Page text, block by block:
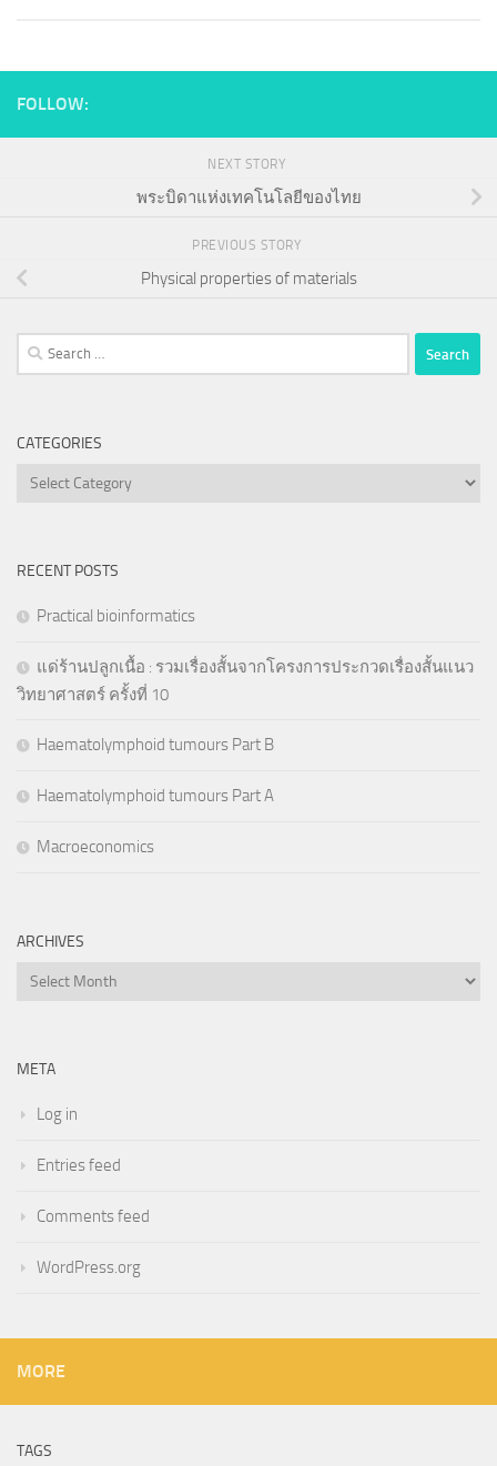
FOLLOW:
NEXT STORY
พระบิดาแห่งเทคโนโลยีของไทย
PREVIOUS STORY
Physical properties of materials
Search
for:
CATEGORIES
Categories
RECENT POSTS
Practical bioinformatics
แด่ร้านปลูกเนื้อ : รวมเรื่องสั้นจากโครงการประกวดเรื่องสั้นแนว
วิทยาศาสตร์ ครั้งที่ 10
Haematolymphoid tumours Part B
Haematolymphoid tumours Part A
Macroeconomics
ARCHIVES
Archives
META
Log in
Entries feed
Comments feed
WordPress.org
MORE
TAGS